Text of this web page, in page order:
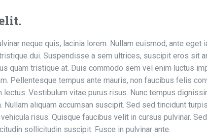
neque quis; lacinia lorem. Nullam euismod, ante eget
dui. Suspendisse a sem ultrices, suscipit eros sit
quam tristique at. Duis commodo sem vel enim luctus
Pellentesque tempus ante mauris, non faucibus felis
Vestibulum vitae purus risus. Nunc tempus
aliquam accumsan suscipit. Sed sed tincidunt
risus. Quisque faucibus velit in cursus pulvinar.
sollicitudin suscipit. Fusce in pulvinar ante.